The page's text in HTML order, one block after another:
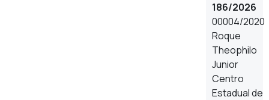
186/2026
00004/2020
Roque
Theophilo
Junior
Centro
Estadual de